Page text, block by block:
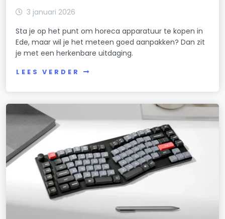
3 januari 2026
Sta je op het punt om horeca apparatuur te kopen in
Ede, maar wil je het meteen goed aanpakken? Dan zit
je met een herkenbare uitdaging.
LEES VERDER